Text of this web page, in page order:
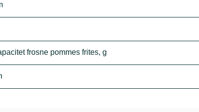
frosne pommes frites, g